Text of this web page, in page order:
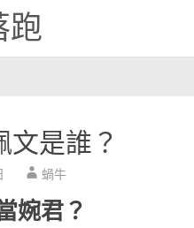
跑
文是誰？
蝸牛
婉君？